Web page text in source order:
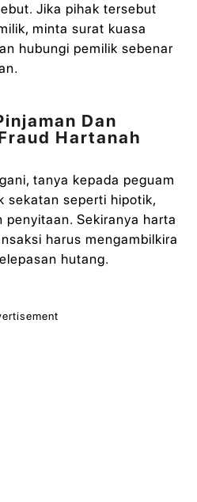
Jika pihak tersebut
minta surat kuasa
hubungi pemilik sebenar
Dan
Hartanah
tanya kepada peguam
sekatan seperti hipotik,
penyitaan. Sekiranya harta
harus mengambilkira
hutang.